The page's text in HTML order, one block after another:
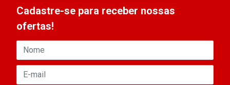
Cadastre-se para receber nossas
ofertas!